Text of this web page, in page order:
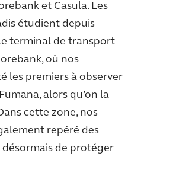
et Casula. Les
étudient depuis
terminal de transport
où nos
les premiers à observer
alors qu’on la
cette zone, nos
repéré des
désormais de protéger